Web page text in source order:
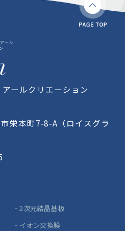
ールクリエーション
栄本町7-8-A（ロイスグラ
2次元結晶基板
イオン交換膜